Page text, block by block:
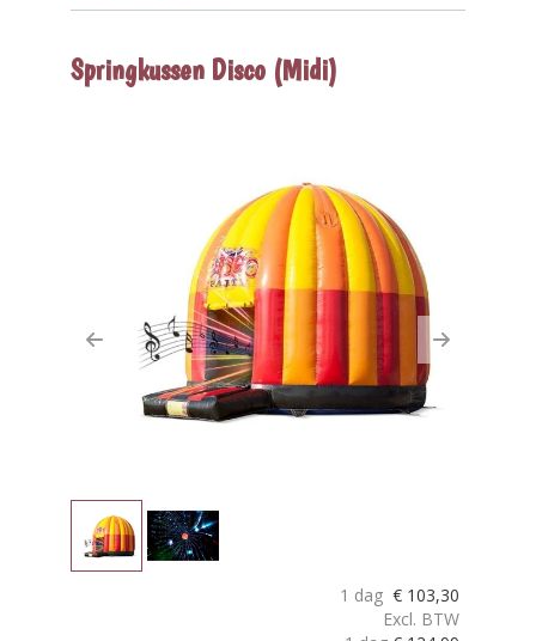
Springkussen Disco (Midi)
Previous Next
1 dag € 103,30
Excl. BTW